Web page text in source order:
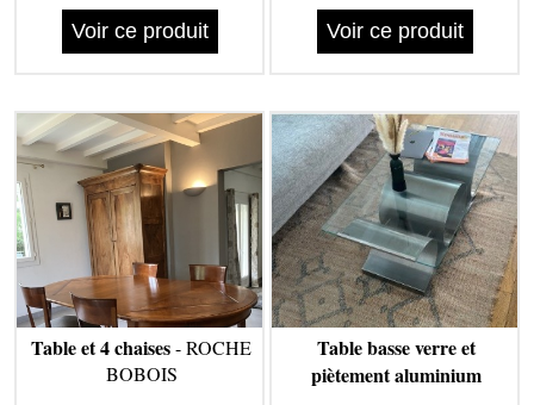
Voir ce produit Voir ce produit
Table et 4 chaises- ROCHE
BOBOIS
Table basse verre et
piètement aluminium